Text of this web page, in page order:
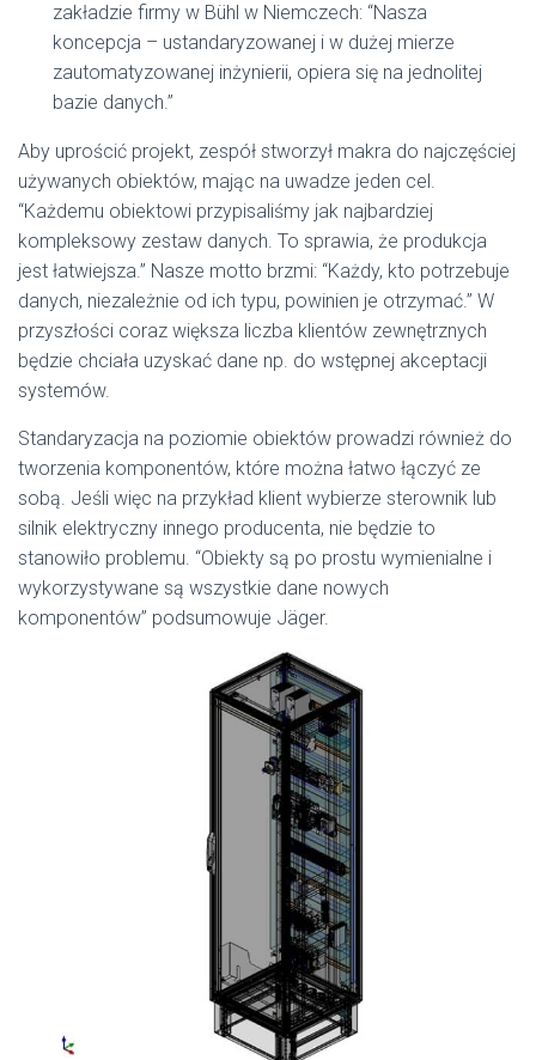
zakładzie firmy w Bühl w Niemczech: “Nasza
koncepcja – ustandaryzowanej i w dużej mierze
zautomatyzowanej inżynierii, opiera się na jednolitej
bazie danych.”
Aby uprościć projekt, zespół stworzył makra do najczęściej
używanych obiektów, mając na uwadze jeden cel.
“Każdemu obiektowi przypisaliśmy jak najbardziej
kompleksowy zestaw danych. To sprawia, że produkcja
jest łatwiejsza.” Nasze motto brzmi: “Każdy, kto potrzebuje
danych, niezależnie od ich typu, powinien je otrzymać.” W
przyszłości coraz większa liczba klientów zewnętrznych
będzie chciała uzyskać dane np. do wstępnej akceptacji
systemów.
Standaryzacja na poziomie obiektów prowadzi również do
tworzenia komponentów, które można łatwo łączyć ze
sobą. Jeśli więc na przykład klient wybierze sterownik lub
silnik elektryczny innego producenta, nie będzie to
stanowiło problemu. “Obiekty są po prostu wymienialne i
wykorzystywane są wszystkie dane nowych
komponentów” podsumowuje Jäger.